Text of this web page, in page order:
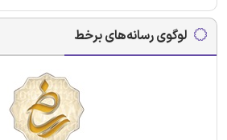
لوگوی رسانه‌های برخط